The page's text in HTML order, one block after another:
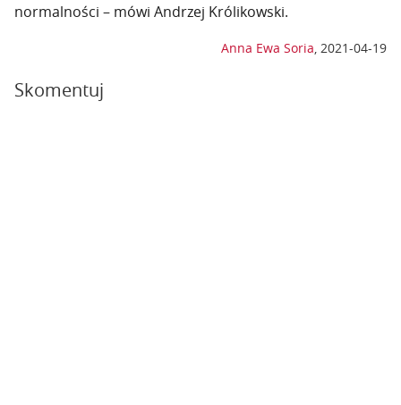
normalności – mówi Andrzej Królikowski.
Anna Ewa Soria, 2021-04-19
Skomentuj